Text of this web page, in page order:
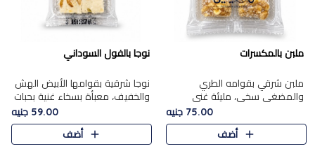
ملبن بالمكسرات
ملبن شرقي بقوامه الطري
والمضغي سخي، مليئة غني
بتشكيلة فاخرة من المكسرات
مشكلة المختارة التي تقدم تضيف
قرمشة مميزة مرضية ونكهة
75.00 جنيه
أضف
نوجا بالفول السوداني
نوجا شرقية بقوامها الأبيض الهش
والخفيف، معبأة بسخاء غنية بحبات
الفول السوداني المحمص التي
يقدم تضيف قرمشة مميزة مرضية
وتوازنًا رائعًا مع حلا..
59.00 جنيه
أضف